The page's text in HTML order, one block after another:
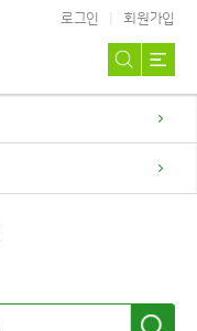
로그인 회원가입